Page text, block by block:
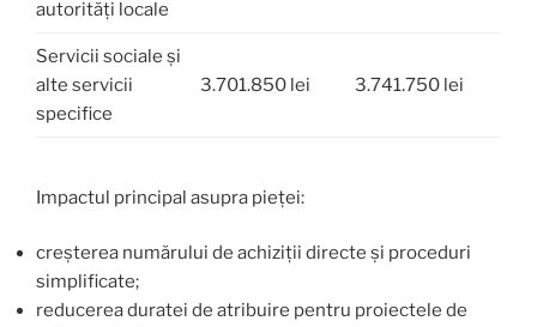
autorități locale
Servicii sociale și
alte servicii
specifice
3.701.850 lei 3.741.750 lei
Impactul principal asupra pieței:
creșterea numărului de achiziții directe și proceduri
simplificate;
reducerea duratei de atribuire pentru proiectele de